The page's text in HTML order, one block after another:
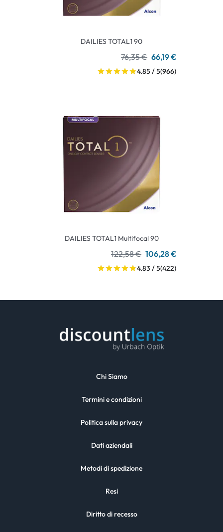
DAILIES TOTAL1 90
76,35 € 66,19 €
4.85 / 5(966)
DAILIES TOTAL1 Multifocal 90
122,58 € 106,28 €
4.83 / 5(422)
Chi Siamo
Termini e condizioni
Politica sulla privacy
Dati aziendali
Metodi di spedizione
Resi
Diritto di recesso